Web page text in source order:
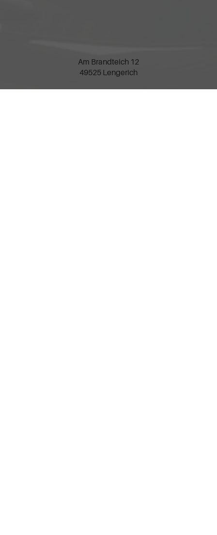
Am Brandteich 12
49525 Lengerich